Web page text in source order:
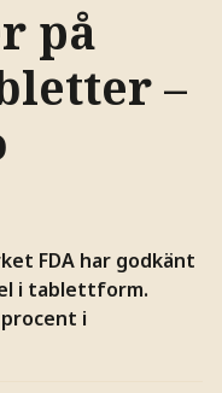
på
–
FDA har godkänt
i tablettform.
i